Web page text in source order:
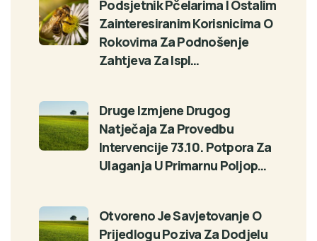
Podsjetnik Pčelarima I Ostalim
Zainteresiranim Korisnicima O
Rokovima Za Podnošenje
Zahtjeva Za Ispl…
Druge Izmjene Drugog
Natječaja Za Provedbu
Intervencije 73.10. Potpora Za
Ulaganja U Primarnu Poljop…
Otvoreno Je Savjetovanje O
Prijedlogu Poziva Za Dodjelu